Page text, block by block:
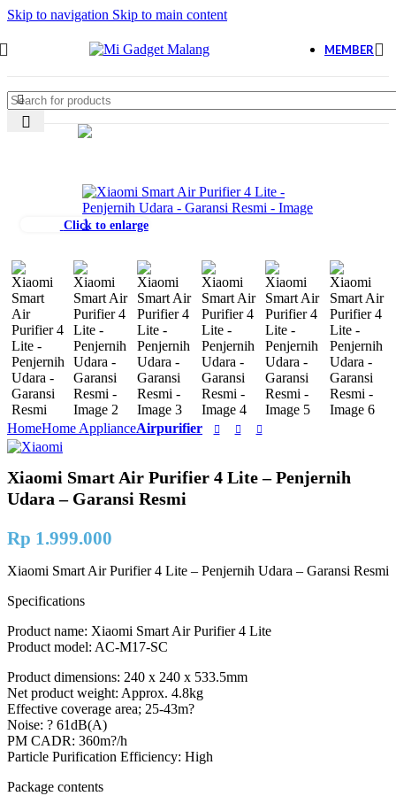
Skip to navigation Skip to main content
MEMBER
Click to enlarge
HomeHome ApplianceAirpurifier
Xiaomi Smart Air Purifier 4 Lite – Penjernih
Udara – Garansi Resmi
Rp 1.999.000
Xiaomi Smart Air Purifier 4 Lite – Penjernih Udara – Garansi Resmi
Specifications
Product name: Xiaomi Smart Air Purifier 4 Lite
Product model: AC-M17-SC
Product dimensions: 240 x 240 x 533.5mm
Net product weight: Approx. 4.8kg
Effective coverage area; 25-43m?
Noise: ? 61dB(A)
PM CADR: 360m?/h
Particle Purification Efficiency: High
Package contents